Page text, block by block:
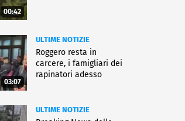
00:42
03:07
ULTIME NOTIZIE
Roggero resta in
carcere, i famigliari dei
rapinatori adesso
ULTIME NOTIZIE